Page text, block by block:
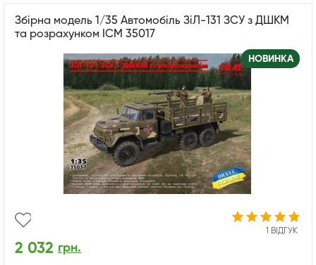
Збірна модель 1/35 Автомобіль ЗіЛ-131 ЗСУ з ДШКМ
та розрахунком ICM 35017
НОВИНКА
1 ВІДГУК
2 032 грн.